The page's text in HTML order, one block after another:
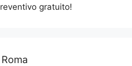
gratuito!